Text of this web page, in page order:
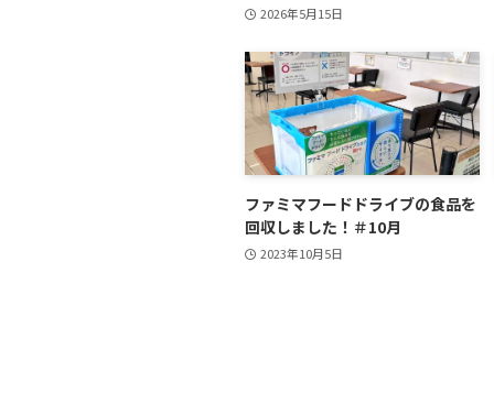
2026年5月15日
ファミマフードドライブの食品を
回収しました！＃10月
2023年10月5日